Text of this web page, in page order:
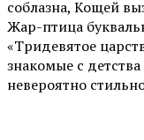
соблазна, Кощей
Жар-птица
«Тридевятое
знакомые с
невероятно